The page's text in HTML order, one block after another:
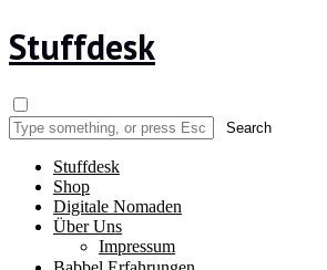
Stuffdesk
Stuffdesk
Shop
Digitale Nomaden
Über Uns
Impressum